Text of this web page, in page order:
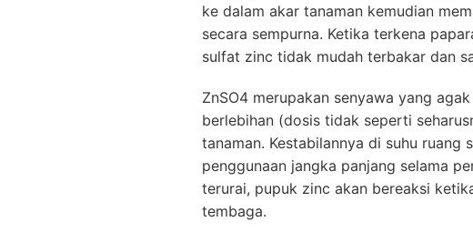
ke dalam akar tanaman kemudian
secara sempurna. Ketika terkena
sulfat zinc tidak mudah terbakar dan
ZnSO4 merupakan senyawa yang
berlebihan (dosis tidak seperti
tanaman. Kestabilannya di suhu ruang
penggunaan jangka panjang selama
terurai, pupuk zinc akan bereaksi
tembaga.